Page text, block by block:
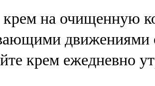
на очищенную
движениями
крем ежедневно